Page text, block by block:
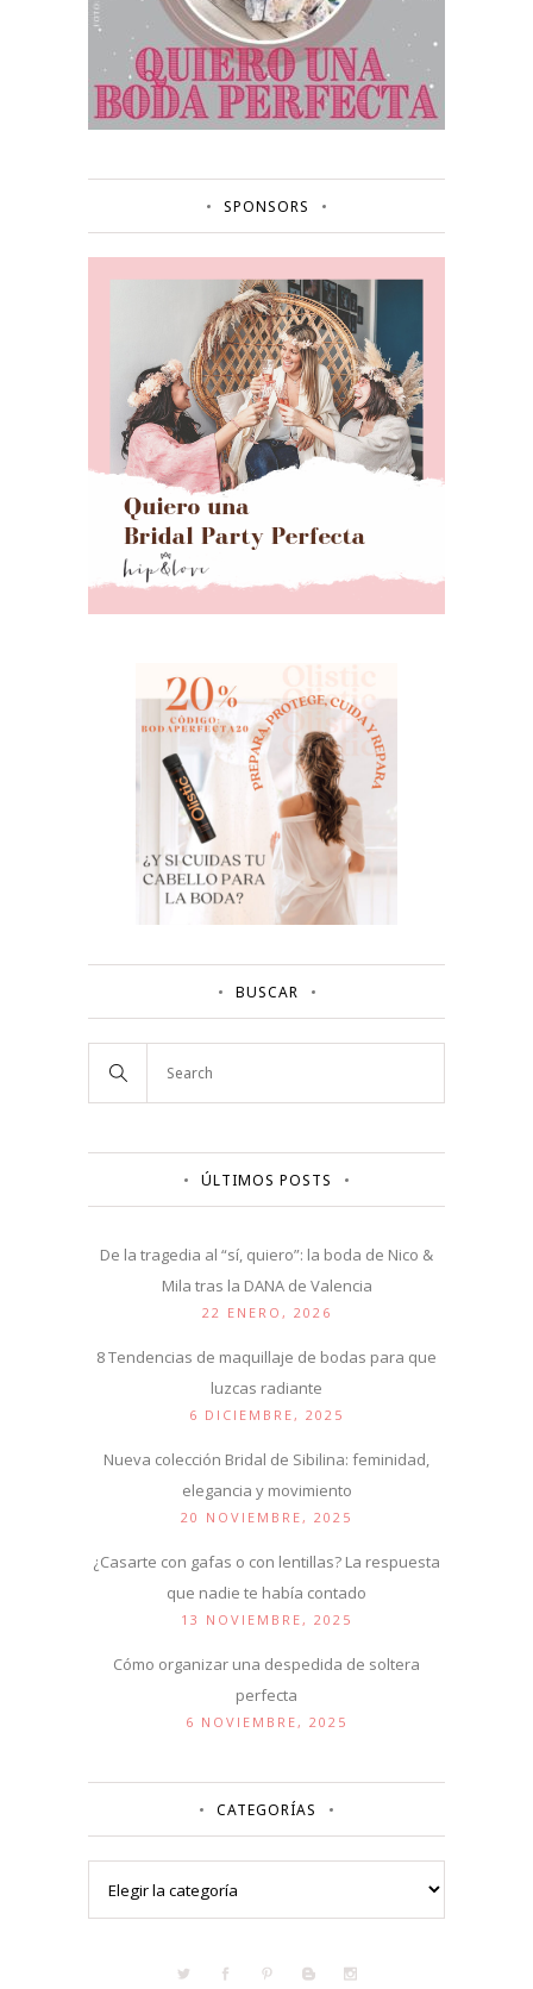
SPONSORS
BUSCAR
ÚLTIMOS POSTS
De la tragedia al “sí, quiero”: la boda de Nico &
Mila tras la DANA de Valencia
22 ENERO, 2026
8 Tendencias de maquillaje de bodas para que
luzcas radiante
6 DICIEMBRE, 2025
Nueva colección Bridal de Sibilina: feminidad,
elegancia y movimiento
20 NOVIEMBRE, 2025
¿Casarte con gafas o con lentillas? La respuesta
que nadie te había contado
13 NOVIEMBRE, 2025
Cómo organizar una despedida de soltera
perfecta
6 NOVIEMBRE, 2025
CATEGORÍAS